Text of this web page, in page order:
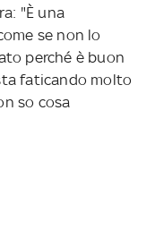
"È una
se non lo
perché è buon
faticando molto
so cosa